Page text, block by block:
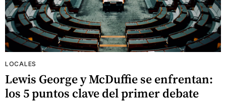
LOCALES
Lewis George y McDuffie se enfrentan:
los 5 puntos clave del primer debate